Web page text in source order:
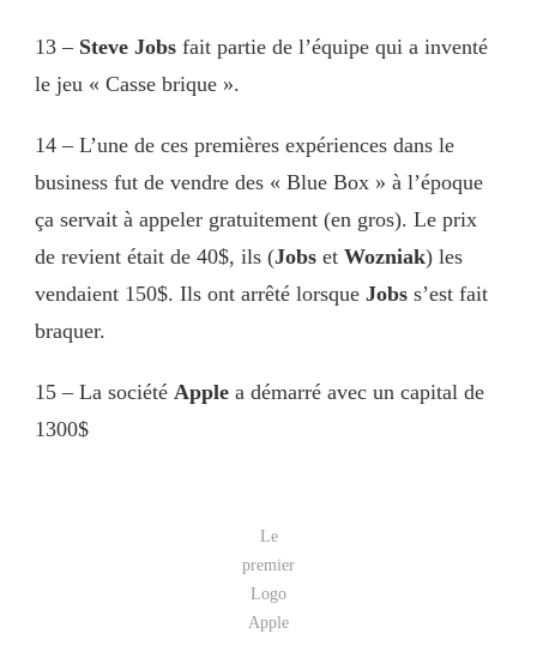
13 – Steve Jobs fait partie de l’équipe qui a inventé
le jeu « Casse brique ».
14 – L’une de ces premières expériences dans le
business fut de vendre des « Blue Box » à l’époque
ça servait à appeler gratuitement (en gros). Le prix
de revient était de 40$, ils (Jobs et Wozniak) les
vendaient 150$. Ils ont arrêté lorsque Jobs s’est fait
braquer.
15 – La société Apple a démarré avec un capital de
1300$
Le
premier
Logo
Apple